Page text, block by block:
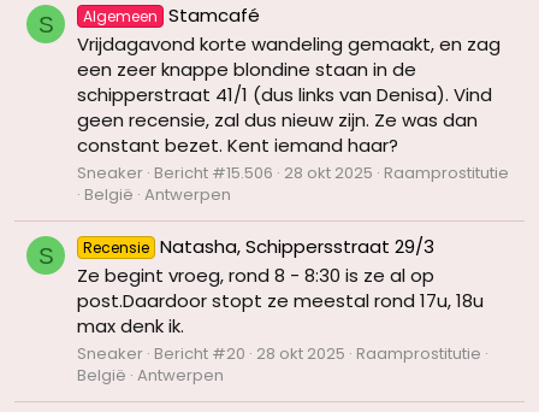
S Algemeen
Stamcafé
Vrijdagavond korte wandeling gemaakt, en zag
een zeer knappe blondine staan in de
schipperstraat 41/1 (dus links van Denisa). Vind
geen recensie, zal dus nieuw zijn. Ze was dan
constant bezet. Kent iemand haar?
Sneaker Bericht #15.506 28 okt 2025 Raamprostitutie
België Antwerpen
S Recensie Natasha, Schippersstraat 29/3
Ze begint vroeg, rond 8 - 8:30 is ze al op
post.Daardoor stopt ze meestal rond 17u, 18u
max denk ik.
Sneaker Bericht #20 28 okt 2025 Raamprostitutie
België Antwerpen